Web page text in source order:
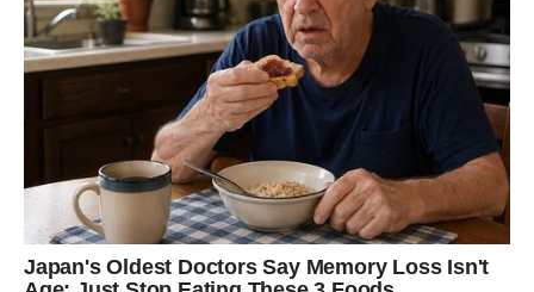
Zvijezde vam poručuju da ne sumnjate u sebe i da ne
dozvolite prošlosti da vas zaustavi. Pred vama su dani
puni važnih odluka, velikih prilika i trenutaka koji bi mogli
potpuno promijeniti vaš život.
Naredni period za vas neće biti običan. Ovo je vrijeme
tokom kojeg biste mogli ostvariti ono o čemu ste dugo
maštali i konačno osjetiti koliko život može biti lijep kada
sreća odluči stati na vašu stranu.